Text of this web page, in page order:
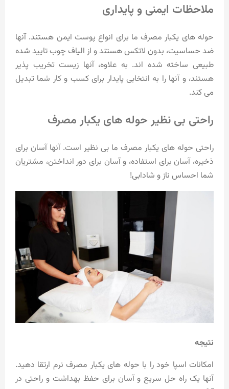
ملاحظات ایمنی و پایداری
حوله های یکبار مصرف ما برای انواع پوست ایمن هستند. آنها
ضد حساسیت، بدون لاتکس هستند و از الیاف چوب تایید شده
طبیعی ساخته شده اند. به علاوه، آنها زیست تخریب پذیر
هستند، و آنها را به انتخابی پایدار برای کسب و کار شما تبدیل
می کند.
راحتی بی نظیر حوله های یکبار مصرف
راحتی حوله های یکبار مصرف ما بی نظیر است. آنها آسان برای
ذخیره، آسان برای استفاده، و آسان برای دور انداختن، مشتریان
شما احساس ناز و شادابی!
نتیجه
امکانات اسپا خود را با حوله های یکبار مصرف نرم ارتقا دهید.
آنها یک راه حل سریع و آسان برای حفظ بهداشت و راحتی در